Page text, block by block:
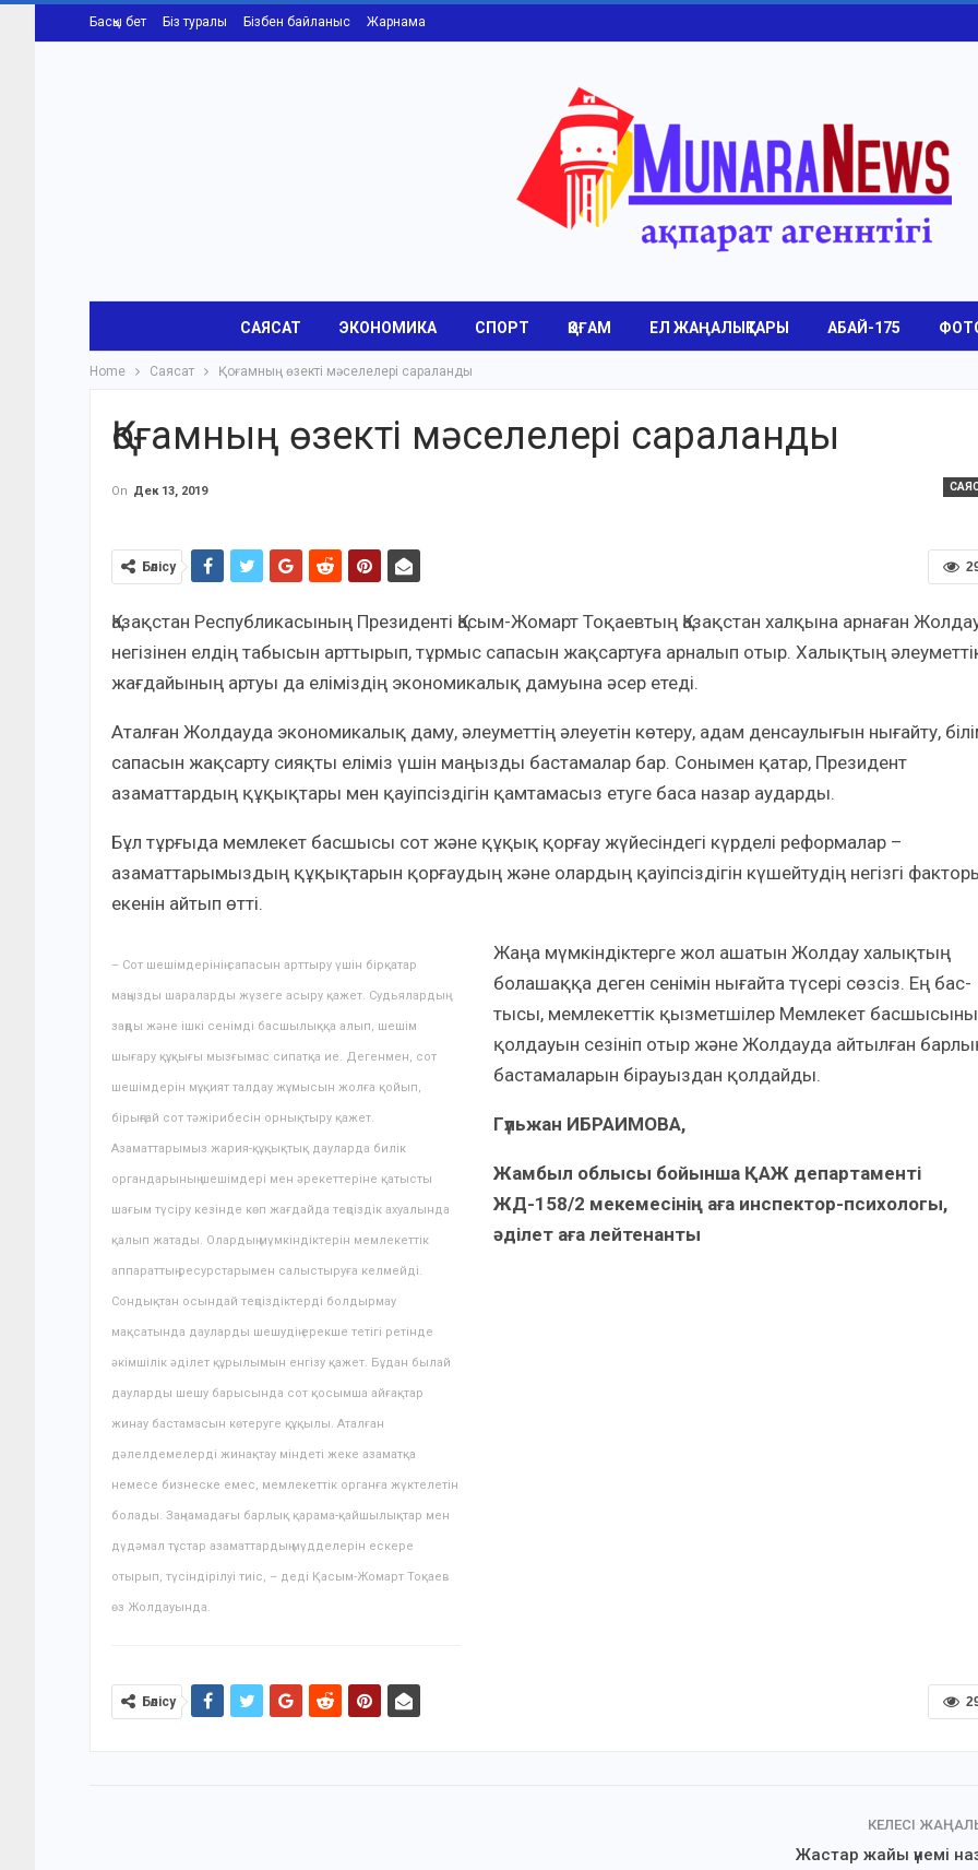
Басқы бет Біз туралы Бізбен байланыс Жарнама
САЯСАТ ЭКОНОМИКА СПОРТ ҚОҒАМ ЕЛ ЖАҢАЛЫҚТАРЫ АБАЙ-175
Home Саясат Қоғамның өзекті мәселелері сараланды
Қоғамның өзекті мәселелері сараланды
On Дек 13, 2019
Бөлісу
Қазақстан Республикасының Президенті Қасым-Жомарт Тоқаевтың Қазақстан халқына арнаған
негізінен елдің табысын арттырып, тұрмыс сапасын жақсартуға арналып отыр. Халықтың
жағдайының артуы да еліміздің экономикалық дамуына әсер етеді.
Аталған Жолдауда экономикалық даму, әлеуметтің әлеуетін көтеру, адам денсаулығын нығайту,
сапасын жақсарту сияқты еліміз үшін маңызды бастамалар бар. Сонымен қатар, Президент
азаматтардың құқықтары мен қауіпсіздігін қамтамасыз етуге баса назар аударды.
Бұл тұрғыда мемлекет басшысы сот және құқық қорғау жүйесіндегі күрделі реформалар –
азаматтарымыздың құқықтарын қорғаудың және олардың қауіпсіздігін күшейтудің негізгі
екенін айтып өтті.
– Сот шешімдерінің сапасын арттыру үшін бірқатар
маңызды шараларды жүзеге асыру қажет. Судьялардың
заңды және ішкі сенімді басшылыққа алып, шешім
шығару құқығы мызғымас сипатқа ие. Дегенмен, сот
шешімдерін мұқият талдау жұмысын жолға қойып,
бірыңғай сот тәжірибесін орнықтыру қажет.
Азаматтарымыз жария-құқықтық дауларда билік
органдарының шешімдері мен әрекеттеріне қатысты
шағым түсіру кезінде көп жағдайда теңсіздік ахуалында
қалып жатады. Олардың мүмкіндіктерін мемлекеттік
аппараттың ресурстарымен салыстыруға келмейді.
Сондықтан осындай теңсіздіктерді болдырмау
мақсатында дауларды шешудің ерекше тетігі ретінде
әкімшілік әділет құрылымын енгізу қажет. Бұдан былай
дауларды шешу барысында сот қосымша айғақтар
жинау бастамасын көтеруге құқылы. Аталған
дәлелдемелерді жинақтау міндеті жеке азаматқа
немесе бизнеске емес, мемлекеттік органға жүктелетін
болады. Заңнамадағы барлық қарама-қайшылықтар мен
дүдәмал тұстар азаматтардың мүдделерін ескере
отырып, түсіндірілуі тиіс, – деді Қасым-Жомарт Тоқаев
өз Жолдауында.
Жаңа мүмкіндіктерге жол ашатын Жолдау халықтың
болашаққа деген сенімін нығайта түсері сөзсіз. Ең бас­
тысы, мем­ле­кеттік қызметшілер Мем­­­лекет
қолдауын сезініп отыр және Жолдауда айтылған
бастамаларын бірауыздан қолдайды.
Гүльжан ИБРАИМОВА,
Жамбыл облысы бойынша ҚАЖ департаменті
ЖД-158/2 мекемесінің аға инспектор-психологы,
әділет аға лейтенанты
Бөлісу
КЕЛЕСІ
Жастар жайы үнемі